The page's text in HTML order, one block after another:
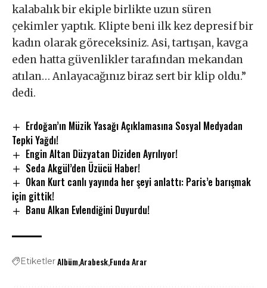
kalabalık bir ekiple birlikte uzun süren
çekimler yaptık. Klipte beni ilk kez depresif bir
kadın olarak göreceksiniz. Asi, tartışan, kavga
eden hatta güvenlikler tarafından mekandan
atılan… Anlayacağınız biraz sert bir klip oldu.”
dedi.
Erdoğan’ın Müzik Yasağı Açıklamasına Sosyal Medyadan
Tepki Yağdı!
Engin Altan Düzyatan Diziden Ayrılıyor!
Seda Akgül’den Üzücü Haber!
Okan Kurt canlı yayında her şeyi anlattı: Paris’e barışmak
için gittik!
Banu Alkan Evlendiğini Duyurdu!
EtiketlerAlbümArabeskFunda Arar